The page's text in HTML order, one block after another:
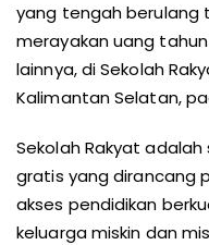
yang tengah berulang
merayakan uang
lainnya, di Sekolah
Kalimantan Selatan,
Sekolah Rakyat
gratis yang dirancang
akses pendidikan
keluarga miskin dan